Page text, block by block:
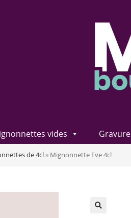
vides Gravure
de 4cl» Mignonnette Eve 4cl